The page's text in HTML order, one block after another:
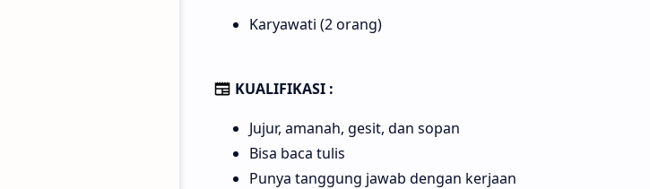
Karyawati (2 orang)
KUALIFIKASI :
Jujur, amanah, gesit, dan sopan
Bisa baca tulis
Punya tanggung jawab dengan kerjaan